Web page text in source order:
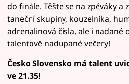
do finále. Těšte se na zpěváky a
taneční skupiny, kouzelníka,
adrenalinová čísla, ale i nadané
talentově nadupané večery!
Česko Slovensko má talent
ve 21.35!